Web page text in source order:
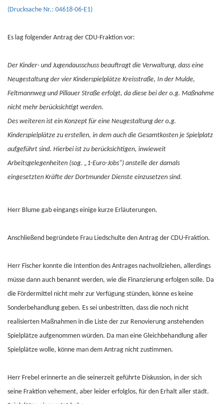
(Drucksache Nr.: 04618-06-E1)
Es lag folgender Antrag der CDU-Fraktion vor:
Der Kinder- und Jugendausschuss beauftragt die Verwaltung, dass eine
Neugestaltung der vier Kinderspielplätze Kreisstraße, In der Mulde,
Feltmannweg und Pillauer Straße erfolgt, da diese bei der o.g. Maßnahme
nicht mehr berücksichtigt werden.
Des weiteren ist ein Konzept für eine Neugestaltung der o.g.
Kinderspielplätze zu erstellen, in dem auch die Gesamtkosten je Spielplatz
aufgeführt sind. Hierbei ist zu berücksichtigen, inwieweit
Arbeitsgelegenheiten (sog. „1-Euro-Jobs“) anstelle der damals
eingesetzten Kräfte der Dortmunder Dienste einzusetzen sind.
Herr Blume gab eingangs einige kurze Erläuterungen.
Anschließend begründete Frau Liedschulte den Antrag der CDU-Fraktion.
Herr Fischer konnte die Intention des Antrages nachvollziehen, allerdings
müsse dann auch benannt werden, wie die Finanzierung erfolgen solle. Da
die Fördermittel nicht mehr zur Verfügung stünden, könne es keine
Sonderbehandlung geben. Es sei unbestritten, dass die noch nicht
realisierten Maßnahmen in die Liste der zur Renovierung anstehenden
Spielplätze aufgenommen würden. Da man eine Gleichbehandlung aller
Spielplätze wolle, könne man dem Antrag nicht zustimmen.
Herr Frebel erinnerte an die seinerzeit geführte Diskussion, in der sich
seine Fraktion vehement, aber leider erfolglos, für den Erhalt aller städt.